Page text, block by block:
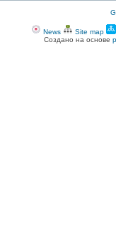
News Site map
Создано на основе